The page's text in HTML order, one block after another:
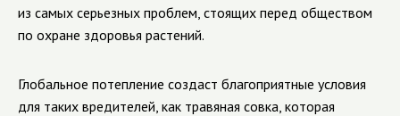
из самых серьезных проблем, стоящих перед обществом
по охране здоровья растений.
Глобальное потепление создаст благоприятные условия
для таких вредителей, как травяная совка, которая